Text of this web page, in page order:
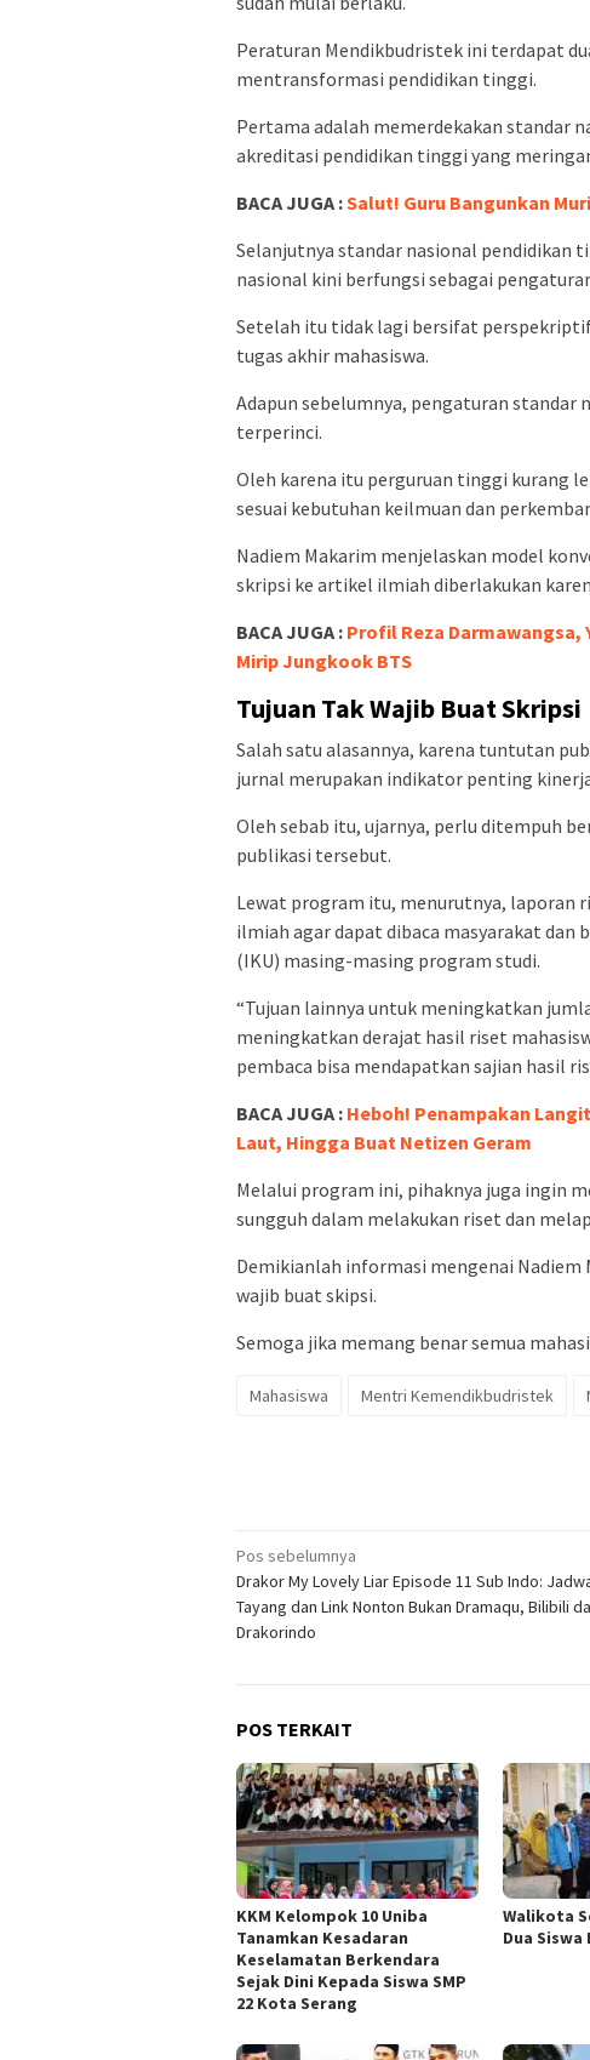
Peraturan Mendikbudristek ini terdapat
mentransformasi pendidikan tinggi.
Pertama adalah memerdekakan standar
akreditasi pendidikan tinggi yang
BACA JUGA :Salut! Guru Bangunkan
Selanjutnya standar nasional pendidikan
nasional kini berfungsi sebagai
Setelah itu tidak lagi bersifat
tugas akhir mahasiswa.
Adapun sebelumnya, pengaturan
terperinci.
Oleh karena itu perguruan tinggi kurang
sesuai kebutuhan keilmuan dan
Nadiem Makarim menjelaskan model
skripsi ke artikel ilmiah diberlakukan
BACA JUGA : Profil Reza Darmawangsa,
Mirip Jungkook BTS
Tujuan Tak Wajib Buat Skripsi
Salah satu alasannya, karena tuntutan
jurnal merupakan indikator penting
Oleh sebab itu, ujarnya, perlu ditempuh
publikasi tersebut.
Lewat program itu, menurutnya, laporan
ilmiah agar dapat dibaca masyarakat dan
(IKU) masing-masing program studi.
“Tujuan lainnya untuk meningkatkan
meningkatkan derajat hasil riset
pembaca bisa mendapatkan sajian hasil
BACA JUGA : Heboh! Penampakan
Laut, Hingga Buat Netizen Geram
Melalui program ini, pihaknya juga ingin
sungguh dalam melakukan riset dan
Demikianlah informasi mengenai Nadiem
wajib buat skipsi.
Semoga jika memang benar semua
Mahasiswa Mentri Kemendikbudristek
Navigasi
pos
Pos sebelumnya
Drakor My Lovely Liar Episode 11 Sub Indo:
Tayang dan Link Nonton Bukan Dramaqu, Bilibili
Drakorindo
POS TERKAIT
KKM Kelompok 10 Uniba
Tanamkan Kesadaran
Keselamatan Berkendara
Sejak Dini Kepada Siswa SMP
22 Kota Serang
Walikota
Dua